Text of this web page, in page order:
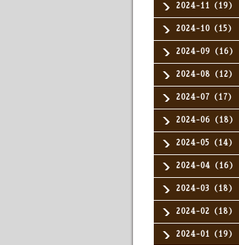
2024-11（19）
2024-10（15）
2024-09（16）
2024-08（12）
2024-07（17）
2024-06（18）
2024-05（14）
2024-04（16）
2024-03（18）
2024-02（18）
2024-01（19）